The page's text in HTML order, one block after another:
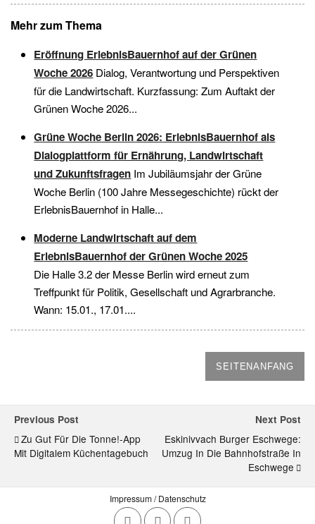
Mehr zum Thema
Eröffnung ErlebnisBauernhof auf der Grünen
Woche 2026 Dialog, Verantwortung und Perspektiven
für die Landwirtschaft. Kurzfassung: Zum Auftakt der
Grünen Woche 2026...
Grüne Woche Berlin 2026: ErlebnisBauernhof als
Dialogplattform für Ernährung, Landwirtschaft
und Zukunftsfragen Im Jubiläumsjahr der Grüne
Woche Berlin (100 Jahre Messegeschichte) rückt der
ErlebnisBauernhof in Halle...
Moderne Landwirtschaft auf dem
ErlebnisBauernhof der Grünen Woche 2025
Die Halle 3.2 der Messe Berlin wird erneut zum
Treffpunkt für Politik, Gesellschaft und Agrarbranche.
Wann: 15.01., 17.01....
SEITENANFANG
Previous Post
Zu Gut Für Die Tonne!-App
Mit Digitalem Küchentagebuch
Next Post
Eskinivvach Burger Eschwege:
Umzug In Die Bahnhofstraße In
Eschwege
Impressum / Datenschutz